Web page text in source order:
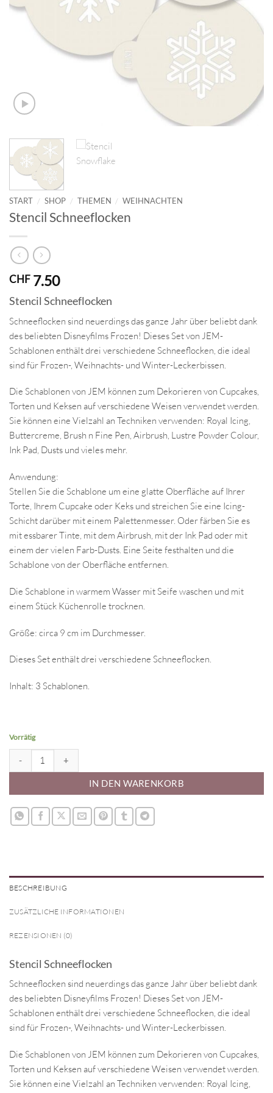
START / SHOP / THEMEN / WEIHNACHTEN
Stencil Schneeflocken
CHF 7.50
Stencil Schneeflocken
Schneeflocken sind neuerdings das ganze Jahr über beliebt dank
des beliebten Disneyfilms Frozen! Dieses Set von JEM-
Schablonen enthält drei verschiedene Schneeflocken, die ideal
sind für Frozen-, Weihnachts- und Winter-Leckerbissen.
Die Schablonen von JEM können zum Dekorieren von Cupcakes,
Torten und Keksen auf verschiedene Weisen verwendet werden.
Sie können eine Vielzahl an Techniken verwenden: Royal Icing,
Buttercreme, Brush n Fine Pen, Airbrush, Lustre Powder Colour,
Ink Pad, Dusts und vieles mehr.
Anwendung:
Stellen Sie die Schablone um eine glatte Oberfläche auf Ihrer
Torte, Ihrem Cupcake oder Keks und streichen Sie eine Icing-
Schicht darüber mit einem Palettenmesser. Oder färben Sie es
mit essbarer Tinte, mit dem Airbrush, mit der Ink Pad oder mit
einem der vielen Farb-Dusts. Eine Seite festhalten und die
Schablone von der Oberfläche entfernen.
Die Schablone in warmem Wasser mit Seife waschen und mit
einem Stück Küchenrolle trocknen.
Größe: circa 9 cm im Durchmesser.
Dieses Set enthält drei verschiedene Schneeflocken.
Inhalt: 3 Schablonen.
Vorrätig
Stencil Schneeflocken Menge
IN DEN WARENKORB
BESCHREIBUNG
ZUSÄTZLICHE INFORMATIONEN
REZENSIONEN (0)
Stencil Schneeflocken
Schneeflocken sind neuerdings das ganze Jahr über beliebt dank
des beliebten Disneyfilms Frozen! Dieses Set von JEM-
Schablonen enthält drei verschiedene Schneeflocken, die ideal
sind für Frozen-, Weihnachts- und Winter-Leckerbissen.
Die Schablonen von JEM können zum Dekorieren von Cupcakes,
Torten und Keksen auf verschiedene Weisen verwendet werden.
Sie können eine Vielzahl an Techniken verwenden: Royal Icing,